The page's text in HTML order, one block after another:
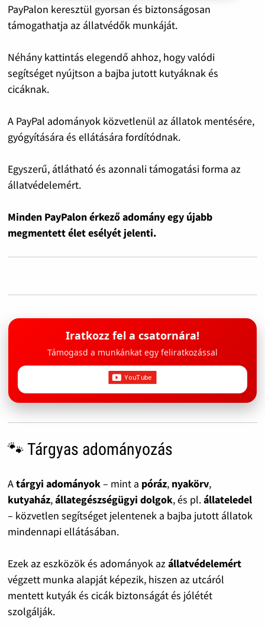
PayPalon keresztül gyorsan és biztonságosan
támogathatja az állatvédők munkáját.
Néhány kattintás elegendő ahhoz, hogy valódi
segítséget nyújtson a bajba jutott kutyáknak és
cicáknak.
A PayPal adományok közvetlenül az állatok mentésére,
gyógyítására és ellátására fordítódnak.
Egyszerű, átlátható és azonnali támogatási forma az
állatvédelemért.
Minden PayPalon érkező adomány egy újabb
megmentett élet esélyét jelenti.
Iratkozz fel a csatornára!
Támogasd a munkánkat egy feliratkozással
🐾 Tárgyas adományozás
Atárgyi adományok– mint a póráz, nyakörv,
kutyaház,állategészségügyi dolgok, és pl.állateledel
– közvetlen segítséget jelentenek a bajba jutott állatok
mindennapi ellátásában.
Ezek az eszközök és adományok azállatvédelemért
végzett munka alapját képezik, hiszen az utcáról
mentett kutyák és cicák biztonságát és jólétét
szolgálják.